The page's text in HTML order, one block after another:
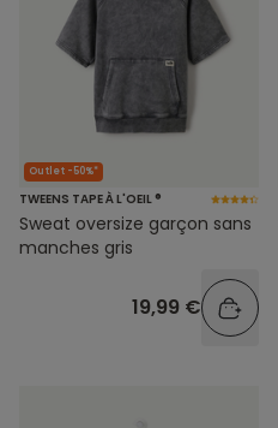
Outlet -50%*
TWEENS TAPE À L'OEIL ®
Sweat oversize garçon sans
manches gris
19,99 €